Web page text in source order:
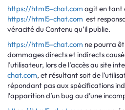
https://html5-chat.com agit en tant
https://html5-chat.com est
véracité du Contenu qu’il publie.
https://html5-chat.com ne pourra
dommages directs et indirects
l’utilisateur, lors de l’accès au site
chat.com, et résultant soit de
répondant pas aux spécifications
l’apparition d’un bug ou d’une